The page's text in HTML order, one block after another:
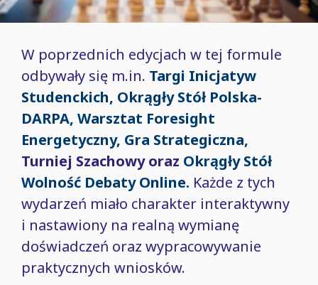
W poprzednich edycjach w tej formule
odbywały się m.in. Targi Inicjatyw
Studenckich, Okrągły Stół Polska-
DARPA, Warsztat Foresight
Energetyczny, Gra Strategiczna,
Turniej Szachowy oraz Okrągły Stół
Wolność Debaty Online. Każde z tych
wydarzeń miało charakter interaktywny
i nastawiony na realną wymianę
doświadczeń oraz wypracowywanie
praktycznych wniosków.